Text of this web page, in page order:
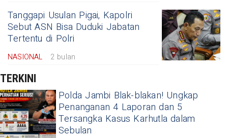
Tanggapi Usulan Pigai, Kapolri
Sebut ASN Bisa Duduki Jabatan
Tertentu di Polri
NASIONAL 2 bulan
TERKINI
Polda Jambi Blak-blakan! Ungkap
Penanganan 4 Laporan dan 5
Tersangka Kasus Karhutla dalam
Sebulan